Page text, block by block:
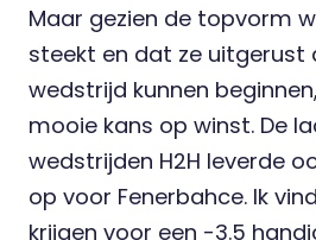
Maar gezien de topvorm
steekt en dat ze uitgerust
wedstrijd kunnen
mooie kans op winst. De
wedstrijden H2H leverde
op voor Fenerbahce. Ik
krijgen voor een -3.5